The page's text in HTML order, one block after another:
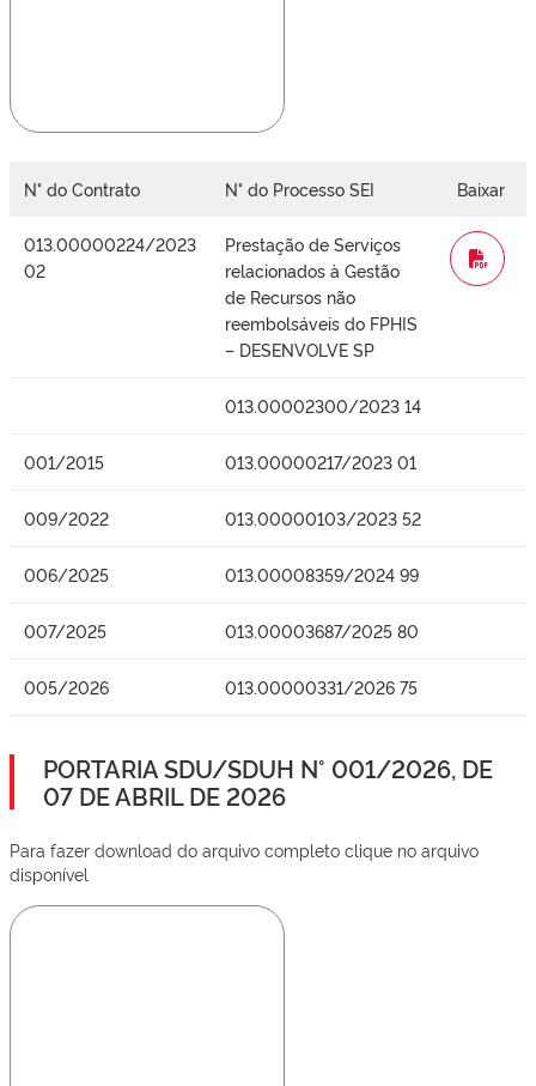
N° do Contrato N° do Processo SEI Baixar
013.00000224/2023
02
Prestação de Serviços
relacionados à Gestão
de Recursos não
reembolsáveis do FPHIS
– DESENVOLVE SP
WORD
013.00002300/2023 14
001/2015 013.00000217/2023 01
009/2022 013.00000103/2023 52
006/2025 013.00008359/2024 99
007/2025 013.00003687/2025 80
005/2026 013.00000331/2026 75
PORTARIA SDU/SDUH N° 001/2026, DE
07 DE ABRIL DE 2026
Para fazer download do arquivo completo clique no arquivo
disponível